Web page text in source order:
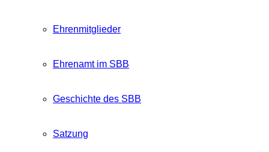
Ehrenmitglieder
Ehrenamt im SBB
Geschichte des SBB
Satzung